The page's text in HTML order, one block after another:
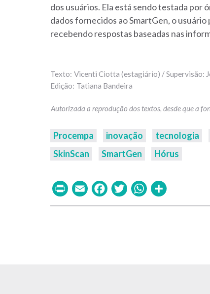
dos usuários. Ela está sendo testada por
dados fornecidos ao SmartGen, o
recebendo respostas baseadas nas
Vicenti Ciotta (estagiário) / Supervisão:
Tatiana Bandeira
Procempa inovação tecnologia
SkinScan
SmartGen Hórus
PrintEmailFacebook
Twitter